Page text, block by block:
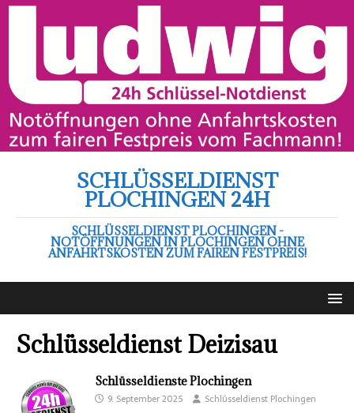
SCHLÜSSELDIENST
PLOCHINGEN 24H
SCHLÜSSELDIENST PLOCHINGEN -
NOTÖFFNUNGEN IN PLOCHINGEN OHNE
ANFAHRTSKOSTEN ZUM FAIREN FESTPREIS!
Schlüsseldienst Deizisau
Schlüsseldienste Plochingen
9. September 2025 Schlüsseldienst Plochingen